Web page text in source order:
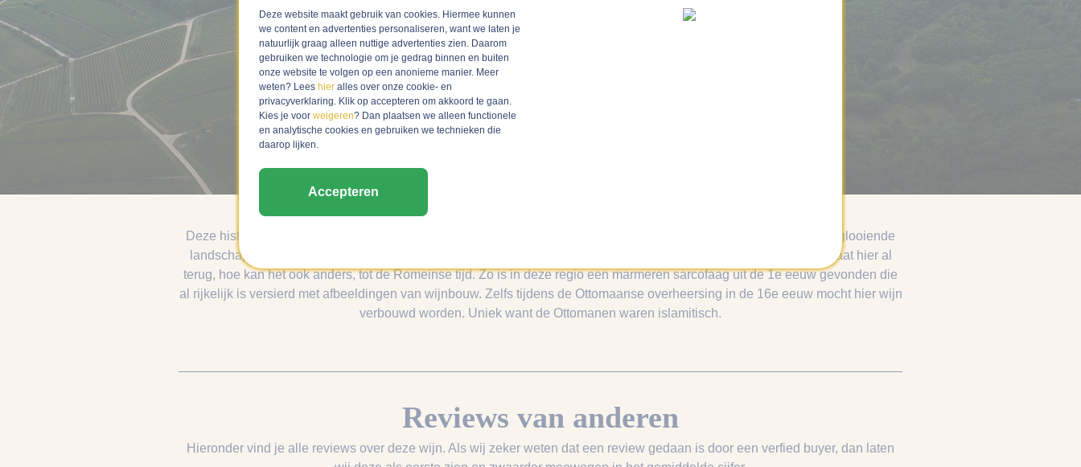
Szekszárd, Hongarije
Deze historische wijnregio Szekszárd, in het zuiden van Hongarije, ligt op anderhalf uur rijden van Boedapest. Het glooiende
landschap vol wijngaarden biedt uitzicht op de bekende Donau rivier en de dramatische Alföld-vlakte. Wijnbouw gaat hier al
terug, hoe kan het ook anders, tot de Romeinse tijd. Zo is in deze regio een marmeren sarcofaag uit de 1e eeuw gevonden die
al rijkelijk is versierd met afbeeldingen van wijnbouw. Zelfs tijdens de Ottomaanse overheersing in de 16e eeuw mocht hier wijn
verbouwd worden. Uniek want de Ottomanen waren islamitisch.
Reviews van anderen
Hieronder vind je alle reviews over deze wijn. Als wij zeker weten dat een review gedaan is door een verfied buyer, dan laten
Deze website maakt gebruik van cookies. Hiermee kunnen
we content en advertenties personaliseren, want we laten je
natuurlijk graag alleen nuttige advertenties zien. Daarom
gebruiken we technologie om je gedrag binnen en buiten
onze website te volgen op een anonieme manier. Meer
weten? Lees hier alles over onze cookie- en
privacyverklaring. Klik op accepteren om akkoord te gaan.
Kies je voor weigeren? Dan plaatsen we alleen functionele
en analytische cookies en gebruiken we technieken die
daarop lijken.
Accepteren